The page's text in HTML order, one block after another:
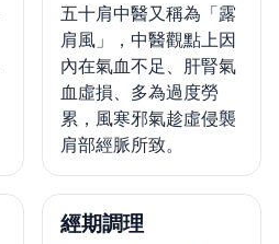
五十肩中醫又稱為「露
肩風」，中醫觀點上因
內在氣血不足、肝腎氣
血虛損、多為過度勞
累，風寒邪氣趁虛侵襲
肩部經脈所致。
經期調理